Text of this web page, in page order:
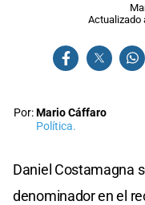
Actualizado
Por:Mario Cáffaro
Política.
Daniel Costamagna
denominador en el